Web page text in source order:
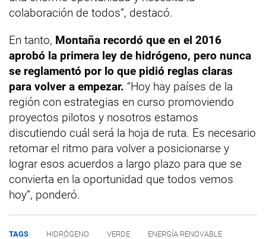
colaboración de todos”, destacó.
En tanto, Montaña recordó que en el 2016
aprobó la primera ley de hidrógeno, pero nunca
se reglamentó por lo que pidió reglas claras
para volver a empezar. “Hoy hay países de la
región con estrategias en curso promoviendo
proyectos pilotos y nosotros estamos
discutiendo cuál será la hoja de ruta. Es necesario
retomar el ritmo para volver a posicionarse y
lograr esos acuerdos a largo plazo para que se
convierta en la oportunidad que todos vemos
hoy”, ponderó.
TAGS HIDRÓGENO VERDE
ENERGÍA RENOVABLE